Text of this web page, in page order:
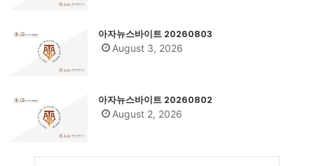
아자뉴스바이트 20260803
August 3, 2026
아자뉴스바이트 20260802
August 2, 2026